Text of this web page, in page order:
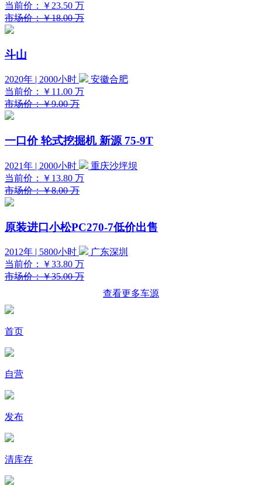
当前价：
￥23.50 万
市场价：￥18.00 万
斗山
2020年 | 2000小时
安徽合肥
当前价：
￥11.00 万
市场价：￥9.00 万
一口价 轮式挖掘机 新源 75-9T
2021年 | 2000小时
重庆沙坪坝
当前价：
￥13.80 万
市场价：￥8.00 万
原装进口小松PC270-7低价出售
2012年 | 5800小时
广东深圳
当前价：
￥33.80 万
市场价：￥35.00 万
查看更多车源
首页
自营
发布
清库存